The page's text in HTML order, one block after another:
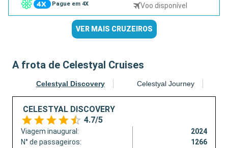
Pague em 4X Voo disponível
VER MAIS CRUZEIROS
A frota de Celestyal Cruises
Celestyal Discovery Celestyal Journey
CELESTYAL DISCOVERY
4.7/5
Viagem inaugural:
2024
N° de passageiros:
1266